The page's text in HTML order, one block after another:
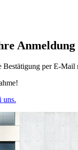
Anmeldung
Bestätigung per E-
uns.